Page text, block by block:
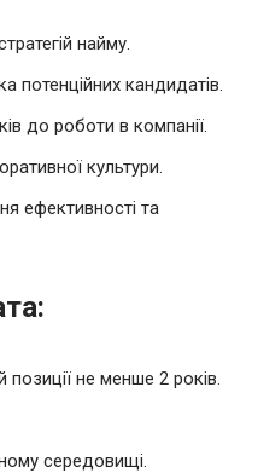
найму.
потенційних кандидатів.
до роботи в компанії.
культури.
ефективності та
позиції не менше 2 років.
середовищі.